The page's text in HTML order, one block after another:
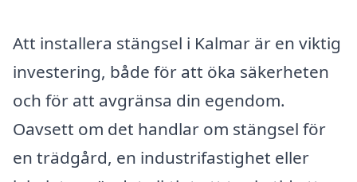
Att installera stängsel i Kalmar är en viktig
investering, både för att öka säkerheten
och för att avgränsa din egendom.
Oavsett om det handlar om stängsel för
en trädgård, en industrifastighet eller